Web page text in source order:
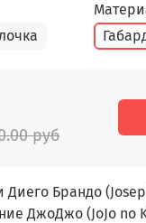
руб
Брандо
ДжоДжо (JoJo no